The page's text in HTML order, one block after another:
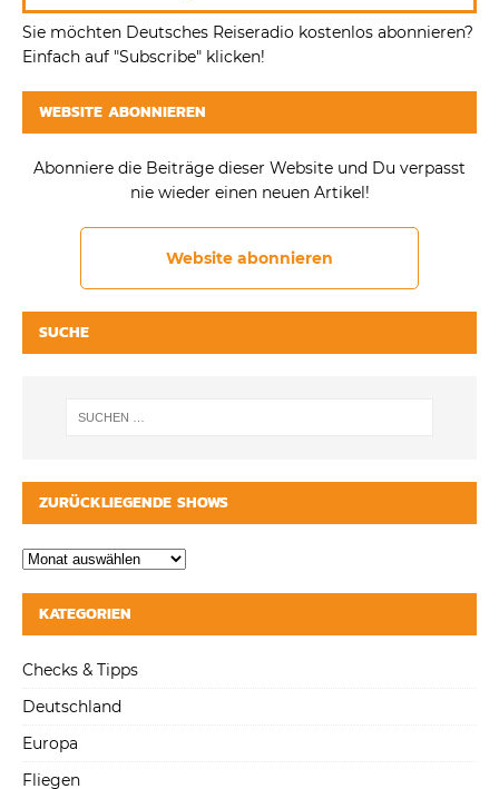
Sie möchten Deutsches Reiseradio kostenlos abonnieren?
Einfach auf "Subscribe" klicken!
WEBSITE ABONNIEREN
Abonniere die Beiträge dieser Website und Du verpasst
nie wieder einen neuen Artikel!
Website abonnieren
SUCHE
ZURÜCKLIEGENDE SHOWS
KATEGORIEN
Checks & Tipps
Deutschland
Europa
Fliegen